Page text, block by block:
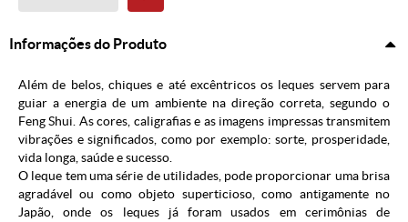
Informações do Produto
Além de belos, chiques e até excêntricos os leques servem para
guiar a energia de um ambiente na direção correta, segundo o
Feng Shui. As cores, caligrafias e as imagens impressas transmitem
vibrações e significados, como por exemplo: sorte, prosperidade,
vida longa, saúde e sucesso.
O leque tem uma série de utilidades, pode proporcionar uma brisa
agradável ou como objeto superticioso, como antigamente no
Japão, onde os leques já foram usados em cerimônias de